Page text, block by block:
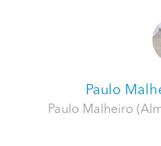
Paulo
Paulo Malheiro